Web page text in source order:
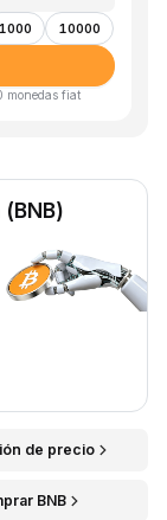
1000 10000
monedas fiat
de precio
BNB